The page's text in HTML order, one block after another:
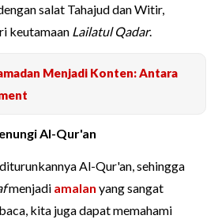
salat Tahajud dan Witir,
keutamaan Lailatul Qadar.
Menjadi Konten: Antara
Al-Qur'an
Al-Qur'an, sehingga
menjadi amalan yang sangat
kita juga dapat memahami